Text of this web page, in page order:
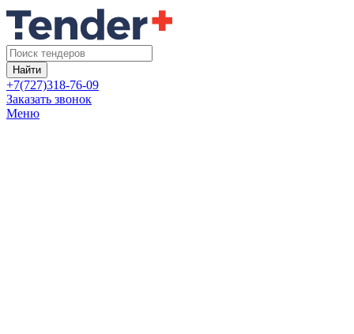
Найти
+7(727)318-76-09
Заказать звонок
Меню